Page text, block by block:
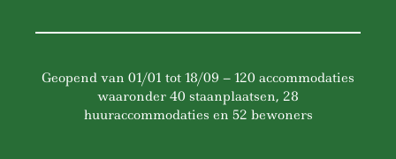
Geopend van 01/01 tot 18/09 – 120 accommodaties
waaronder 40 staanplaatsen, 28
huuraccommodaties en 52 bewoners